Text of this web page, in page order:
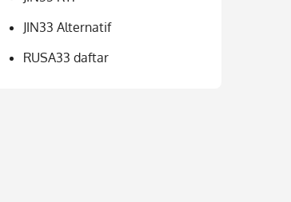
JIN33 Alternatif
RUSA33 daftar